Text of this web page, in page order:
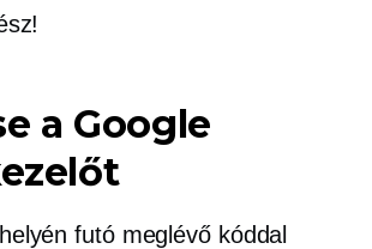
a Google
futó meglévő kóddal